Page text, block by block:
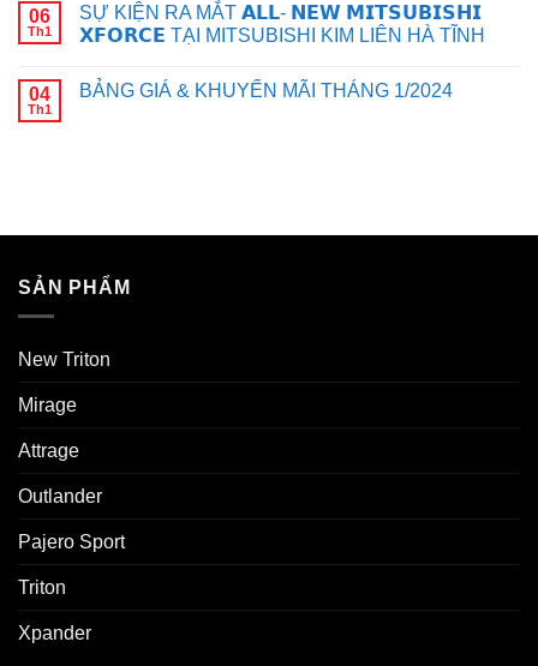
06
Th1
SỰ KIỆN RA MẮT 𝗔𝗟𝗟- 𝗡𝗘𝗪 𝗠𝗜𝗧𝗦𝗨𝗕𝗜𝗦𝗛𝗜
𝗫𝗙𝗢𝗥𝗖𝗘 TẠI MITSUBISHI KIM LIÊN HÀ TĨNH
04
Th1
BẢNG GIÁ & KHUYẾN MÃI THÁNG 1/2024
SẢN PHẨM
New Triton
Mirage
Attrage
Outlander
Pajero Sport
Triton
Xpander